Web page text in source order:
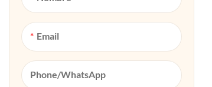
Email
Phone/whatsApp